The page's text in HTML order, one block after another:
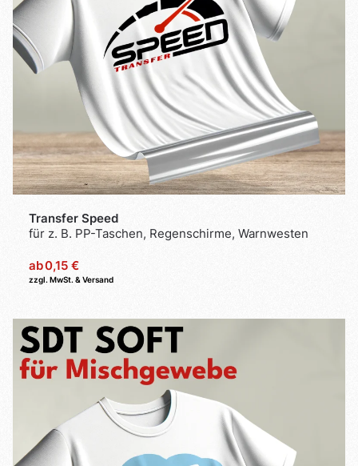
Transfer Speed
für z. B. PP-Taschen, Regenschirme, Warnwesten
ab0,15 €
zzgl. MwSt. & Versand